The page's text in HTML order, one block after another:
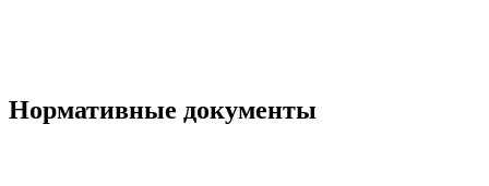
Нормативные документы